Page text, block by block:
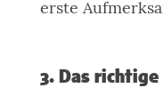
erste
3. Das